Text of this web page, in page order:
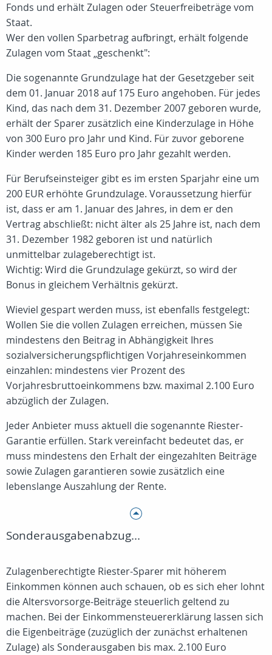
Fonds und erhält Zulagen oder Steuerfreibeträge vom
Staat.
Wer den vollen Sparbetrag aufbringt, erhält folgende
Zulagen vom Staat „geschenkt":
Die sogenannte Grundzulage hat der Gesetzgeber seit
dem 01. Januar 2018 auf 175 Euro angehoben. Für jedes
Kind, das nach dem 31. Dezember 2007 geboren wurde,
erhält der Sparer zusätzlich eine Kinderzulage in Höhe
von 300 Euro pro Jahr und Kind. Für zuvor geborene
Kinder werden 185 Euro pro Jahr gezahlt werden.
Für Berufseinsteiger gibt es im ersten Sparjahr eine um
200 EUR erhöhte Grundzulage. Voraussetzung hierfür
ist, dass er am 1. Januar des Jahres, in dem er den
Vertrag abschließt: nicht älter als 25 Jahre ist, nach dem
31. Dezember 1982 geboren ist und natürlich
unmittelbar zulageberechtigt ist.
Wichtig: Wird die Grundzulage gekürzt, so wird der
Bonus in gleichem Verhältnis gekürzt.
Wieviel gespart werden muss, ist ebenfalls festgelegt:
Wollen Sie die vollen Zulagen erreichen, müssen Sie
mindestens den Beitrag in Abhängigkeit Ihres
sozialversicherungspflichtigen Vorjahreseinkommen
einzahlen: mindestens vier Prozent des
Vorjahresbruttoeinkommens bzw. maximal 2.100 Euro
abzüglich der Zulagen.
Jeder Anbieter muss aktuell die sogenannte Riester-
Garantie erfüllen. Stark vereinfacht bedeutet das, er
muss mindestens den Erhalt der eingezahlten Beiträge
sowie Zulagen garantieren sowie zusätzlich eine
lebenslange Auszahlung der Rente.
Sonderausgabenabzug...
Zulagenberechtigte Riester-Sparer mit höherem
Einkommen können auch schauen, ob es sich eher lohnt
die Altersvorsorge-Beiträge steuerlich geltend zu
machen. Bei der Einkommensteuererklärung lassen sich
die Eigenbeiträge (zuzüglich der zunächst erhaltenen
Zulage) als Sonderausgaben bis max. 2.100 Euro